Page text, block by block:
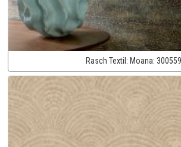
Rasch Textil: Moana: 300559